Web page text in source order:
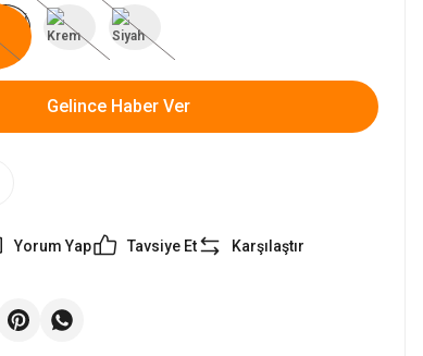
Gelince Haber Ver
Yorum Yap Tavsiye Et Karşılaştır